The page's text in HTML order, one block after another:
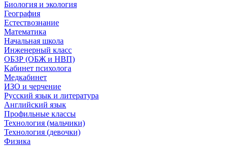
Биология и экология
География
Естествознание
Математика
Начальная школа
Инженерный класс
ОБЗР (ОБЖ и НВП)
Кабинет психолога
Медкабинет
ИЗО и черчение
Русский язык и литература
Английский язык
Профильные классы
Технология (мальчики)
Технология (девочки)
Физика